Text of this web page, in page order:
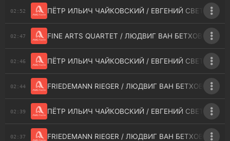
02:52 ПЁТР ИЛЬИЧ ЧАЙКОВСКИЙ / ЕВГЕНИЙ
02:47 FINE ARTS QUARTET / ЛЮДВИГ ВАН БЕТХОВЕН -
02:46 ПЁТР ИЛЬИЧ ЧАЙКОВСКИЙ / ЕВГЕНИЙ
02:44 FRIEDEMANN RIEGER / ЛЮДВИГ ВАН БЕТХОВЕН - III.
02:39 ПЁТР ИЛЬИЧ ЧАЙКОВСКИЙ / ЕВГЕНИЙ СВЕТЛАНОВ
02:37 FRIEDEMANN RIEGER / ЛЮДВИГ ВАН БЕТХОВЕН /